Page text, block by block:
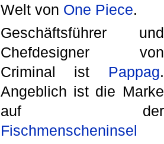
Welt von One Piece.
Geschäftsführer und
Chefdesigner von
Criminal ist Pappag.
Angeblich ist die Marke
auf der
Fischmenscheninsel